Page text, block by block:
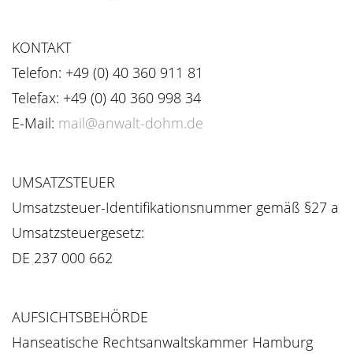
KONTAKT
Telefon: +49 (0) 40 360 911 81
Telefax: +49 (0) 40 360 998 34
E-Mail: mail@anwalt-dohm.de
UMSATZSTEUER
Umsatzsteuer-Identifikationsnummer gemäß §27 a
Umsatzsteuergesetz:
DE 237 000 662
AUFSICHTSBEHÖRDE
Hanseatische Rechtsanwaltskammer Hamburg